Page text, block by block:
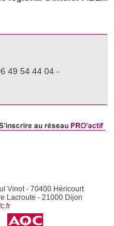
49 54 44 04 -
Vinot - 70400 Héricourt
Lacroute - 21000 Dijon